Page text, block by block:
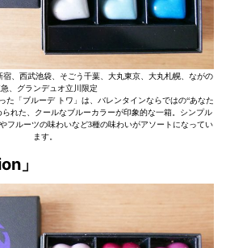
、西武池袋、そごう千葉、大丸東京、大丸札幌、ながの
、グランデュオ立川限定
た「ブルーデ トワ」は、バレンタインならではの“あなた
れた、クールなブルーカラーが印象的な一箱。シンプル
フルーツの味わいなど3種の味わいがアソートになってい
ます。
」